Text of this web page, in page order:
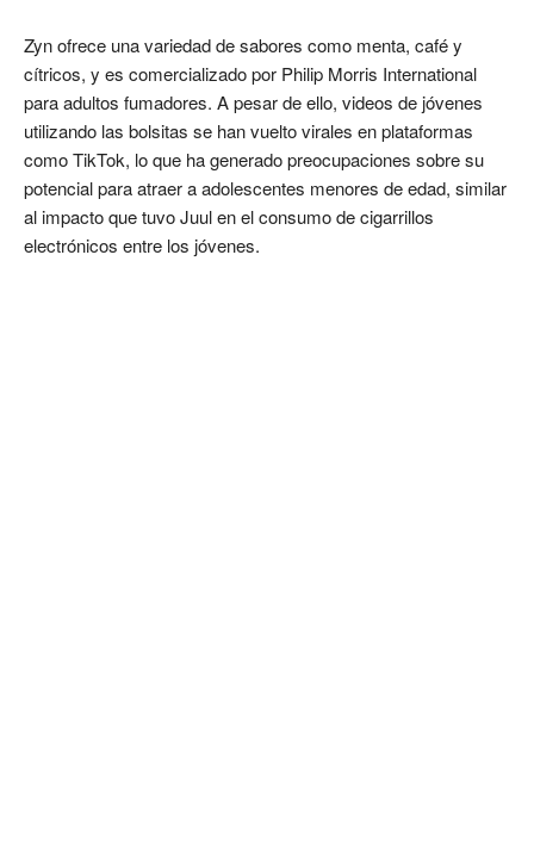
Zyn ofrece una variedad de sabores como menta, café y
cítricos, y es comercializado por Philip Morris International
para adultos fumadores. A pesar de ello, videos de jóvenes
utilizando las bolsitas se han vuelto virales en plataformas
como TikTok, lo que ha generado preocupaciones sobre su
potencial para atraer a adolescentes menores de edad, similar
al impacto que tuvo Juul en el consumo de cigarrillos
electrónicos entre los jóvenes.